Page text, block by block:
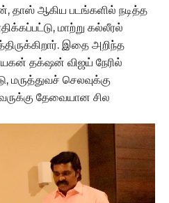
ஆகிய படங்களில் நடித்த
மாற்று கல்லீரல்
இதை அறிந்த
தக்‌ஷன் விஜய் நேரில்
மருத்துவச் செலவுக்கு
தேவையான சில